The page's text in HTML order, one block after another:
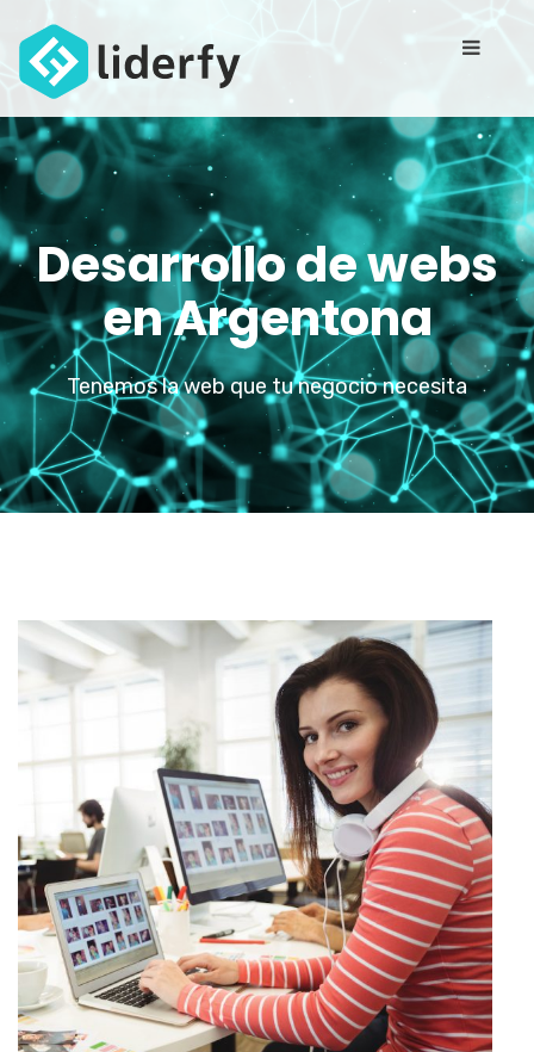
Desarrollo de webs
en Argentona
Tenemos la web que tu negocio necesita